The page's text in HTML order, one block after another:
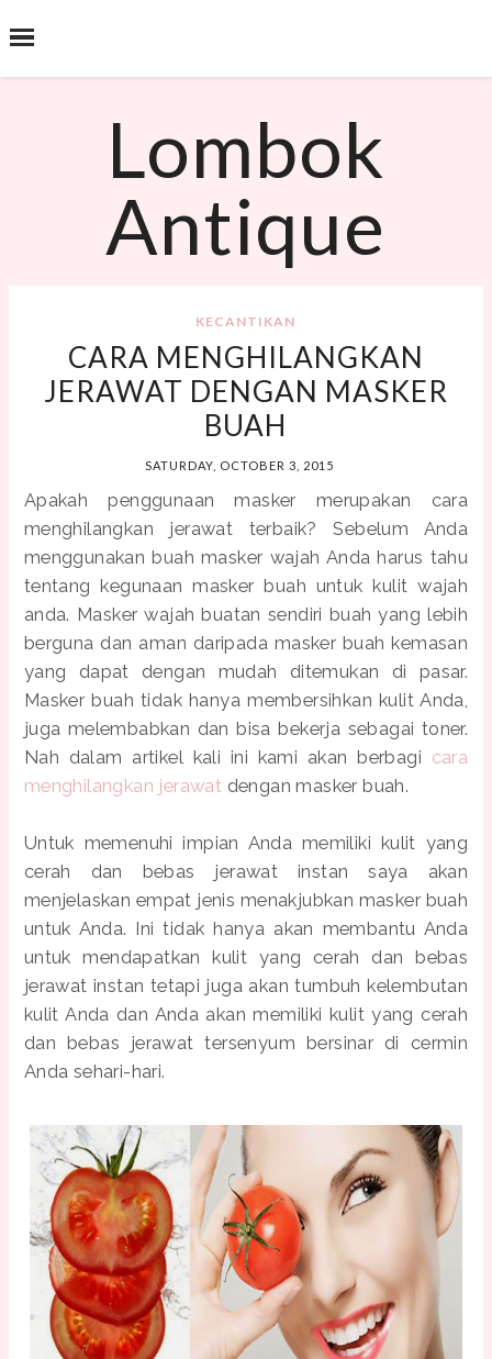
˟
Lombok
Antique
KECANTIKAN
CARA MENGHILANGKAN
JERAWAT DENGAN MASKER
BUAH
SATURDAY, OCTOBER 3, 2015
Apakah penggunaan masker merupakan cara
menghilangkan jerawat terbaik? Sebelum Anda
menggunakan buah masker wajah Anda harus tahu
tentang kegunaan masker buah untuk kulit wajah
anda. Masker wajah buatan sendiri buah yang lebih
berguna dan aman daripada masker buah kemasan
yang dapat dengan mudah ditemukan di pasar.
Masker buah tidak hanya membersihkan kulit Anda,
juga melembabkan dan bisa bekerja sebagai toner.
Nah dalam artikel kali ini kami akan berbagi cara
menghilangkan jerawat dengan masker buah.
Untuk memenuhi impian Anda memiliki kulit yang
cerah dan bebas jerawat instan saya akan
menjelaskan empat jenis menakjubkan masker buah
untuk Anda. Ini tidak hanya akan membantu Anda
untuk mendapatkan kulit yang cerah dan bebas
jerawat instan tetapi juga akan tumbuh kelembutan
kulit Anda dan Anda akan memiliki kulit yang cerah
dan bebas jerawat tersenyum bersinar di cermin
Anda sehari-hari.